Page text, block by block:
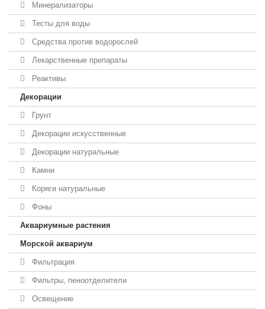
Минерализаторы
Тесты для воды
Средства против водорослей
Лекарственные препараты
Реактивы
Декорации
Грунт
Декорации искусственные
Декорации натуральные
Камни
Коряги натуральные
Фоны
Аквариумные растения
Морской аквариум
Фильтрация
Фильтры, пеноотделители
Освещение